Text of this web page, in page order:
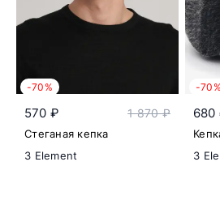
-70%
570 ₽ 1 870 ₽
Стеганая кепка
3 Element
-70%
680
3